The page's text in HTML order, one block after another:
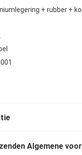
+ rubber +
Algemene